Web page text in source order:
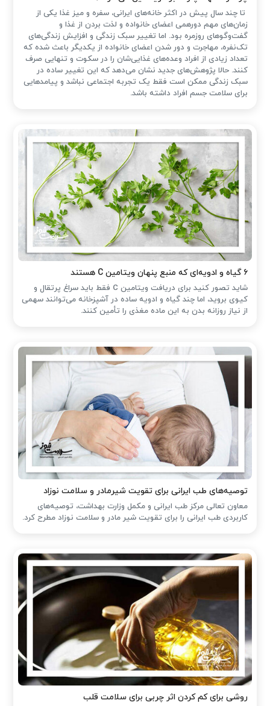
تا چند سال پیش در اکثر خانه‌های ایرانی، سفره و میز غذا یکی از
زمان‌های مهم دورهمی اعضای خانواده و لذت بردن از غذا و
گفت‌وگوهای روزمره بود. اما تغییر سبک زندگی و افزایش زندگی‌های
تک‌نفره، مهاجرت و دور شدن اعضای خانواده از یکدیگر باعث شده که
تعداد زیادی از افراد وعده‌های غذایی‌شان را در سکوت و تنهایی صرف
کنند. حالا پژوهش‌های جدید نشان می‌دهد که این تغییر ساده در
سبک زندگی ممکن است فقط یک تجربه اجتماعی نباشد و پیامدهایی
برای سلامت جسم افراد داشته باشد.
۶ گیاه و ادویه‌ای که منبع پنهان ویتامین C هستند
شاید تصور کنید برای دریافت ویتامین C فقط باید سراغ پرتقال و
کیوی بروید، اما چند گیاه و ادویه ساده در آشپزخانه می‌توانند سهمی
از نیاز روزانه بدن به این ماده مغذی را تأمین کنند.
توصیه‌های طب ایرانی برای تقویت شیرمادر و سلامت نوزاد
معاون تعالی مرکز طب ایرانی و مکمل وزارت بهداشت، توصیه‌های
کاربردی طب ایرانی را برای تقویت شیر مادر و سلامت نوزاد مطرح کرد.
روشی برای کم کردن اثر چربی برای سلامت قلب